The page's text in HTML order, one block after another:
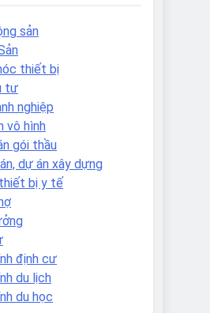
sản
thiết bị
tư
nghiệp
vô hình
gói thầu
dự án xây dựng
bị y tế
định cư
du lịch
du học